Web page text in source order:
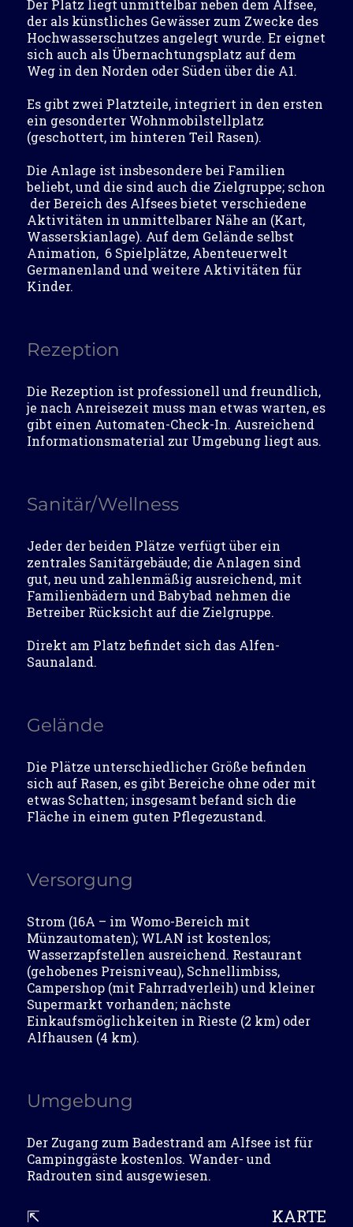
Der Platz liegt unmittelbar neben dem Alfsee,
der als künstliches Gewässer zum Zwecke des
Hochwasserschutzes angelegt wurde. Er eignet
sich auch als Übernachtungsplatz auf dem
Weg in den Norden oder Süden über die A1.
Es gibt zwei Platzteile, integriert in den ersten
ein gesonderter Wohnmobilstellplatz
(geschottert, im hinteren Teil Rasen).
Die Anlage ist insbesondere bei Familien
beliebt, und die sind auch die Zielgruppe; schon
der Bereich des Alfsees bietet verschiedene
Aktivitäten in unmittelbarer Nähe an (Kart,
Wasserskianlage). Auf dem Gelände selbst
Animation, 6 Spielplätze, Abenteuerwelt
Germanenland und weitere Aktivitäten für
Kinder.
Rezeption
Die Rezeption ist professionell und freundlich,
je nach Anreisezeit muss man etwas warten, es
gibt einen Automaten-Check-In. Ausreichend
Informationsmaterial zur Umgebung liegt aus.
Sanitär/Wellness
Jeder der beiden Plätze verfügt über ein
zentrales Sanitärgebäude; die Anlagen sind
gut, neu und zahlenmäßig ausreichend, mit
Familienbädern und Babybad nehmen die
Betreiber Rücksicht auf die Zielgruppe.
Direkt am Platz befindet sich das Alfen-
Saunaland.
Gelände
Die Plätze unterschiedlicher Größe befinden
sich auf Rasen, es gibt Bereiche ohne oder mit
etwas Schatten; insgesamt befand sich die
Fläche in einem guten Pflegezustand.
Versorgung
Strom (16A – im Womo-Bereich mit
Münzautomaten); WLAN ist kostenlos;
Wasserzapfstellen ausreichend. Restaurant
(gehobenes Preisniveau), Schnellimbiss,
Campershop (mit Fahrradverleih) und kleiner
Supermarkt vorhanden; nächste
Einkaufsmöglichkeiten in Rieste (2 km) oder
Alfhausen (4 km).
Umgebung
Der Zugang zum Badestrand am Alfsee ist für
Campinggäste kostenlos. Wander- und
Radrouten sind ausgewiesen.
⇱ KARTE